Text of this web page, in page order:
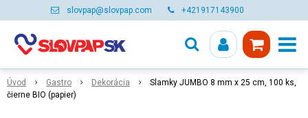
slovpap@slovpap.com +421917143900
Úvod Gastro Dekorácia
Slamky JUMBO 8 mm x 25 cm, 100 ks,
čierne BIO (papier)